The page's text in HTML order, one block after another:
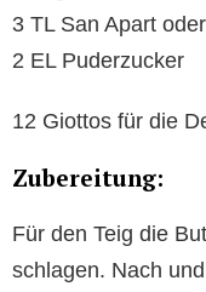
3 TL San Apart
2 EL Puderzucker
12 Giottos für die
Zubereitung:
Für den Teig die
schlagen. Nach